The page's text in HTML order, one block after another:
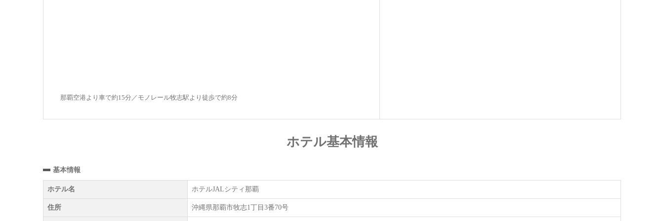
那覇空港より車で約15分／モノレール牧志駅より徒歩で約8分
ホテル基本情報
基本情報
ホテル名 ホテルJALシティ那覇
住所 沖縄県那覇市牧志1丁目3番70号